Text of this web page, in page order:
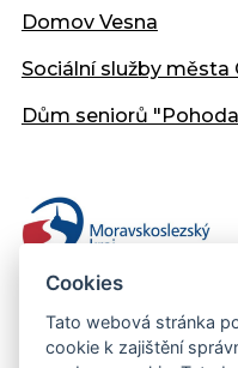
Domov Vesna
Sociální služby města
Dům seniorů
Cookies
Tato webová stránka
cookie k zajištění